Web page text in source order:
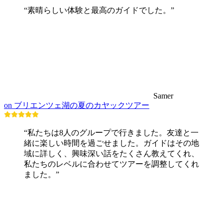
“素晴らしい体験と最高のガイドでした。”
Samer
on ブリエンツェ湖の夏のカヤックツアー
“私たちは8人のグループで行きました。友達と一
緒に楽しい時間を過ごせました。ガイドはその地
域に詳しく、興味深い話をたくさん教えてくれ、
私たちのレベルに合わせてツアーを調整してくれ
ました。”